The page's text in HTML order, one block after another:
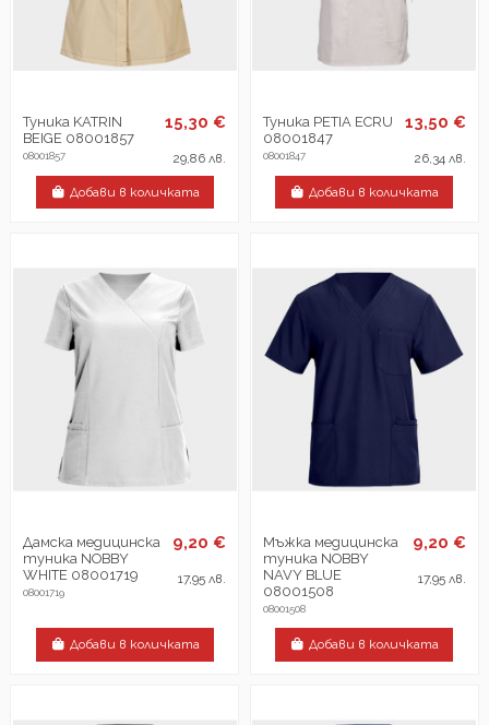
Туника KATRIN
BEIGE 08001857
08001857
15,30 €
29,86 лв.
Добави в количката
Туника PETIA ECRU
08001847
08001847
13,50 €
26,34 лв.
Добави в количката
Дамска медицинска
туника NOBBY
WHITE 08001719
08001719
9,20 €
17,95 лв.
Добави в количката
Мъжка медицинска
туника NOBBY
NAVY BLUE
08001508
08001508
9,20 €
17,95 лв.
Добави в количката